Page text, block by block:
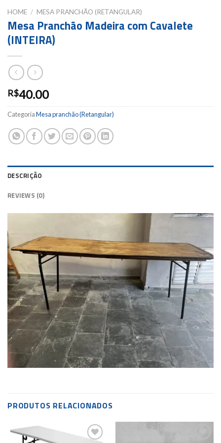
HOME / MESA PRANCHÃO (RETANGULAR)
Mesa Pranchão Madeira com Cavalete
(INTEIRA)
R$40.00
CategoriaMesa pranchão (Retangular)
DESCRIÇÃO
REVIEWS (0)
PRODUTOS RELACIONADOS